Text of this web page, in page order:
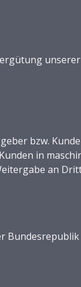
bzw.
in
an
Bundesrepublik